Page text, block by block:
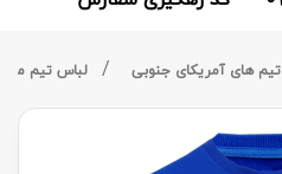
تیم های آمریکای جنوبی لباس تیم